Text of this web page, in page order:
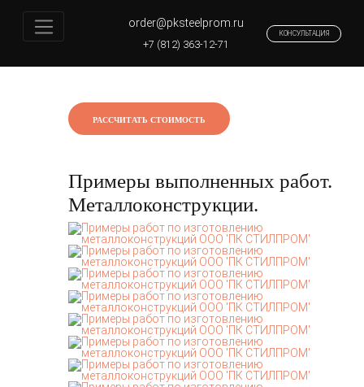
order@pksteelprom.ru
+7 (812) 363-12-71
КОНСУЛЬТАЦИЯ
Поставки металлопроката
РАССЧИТАТЬ СТОИМОСТЬ
Примеры выполненных работ.
Металлоконструкции.